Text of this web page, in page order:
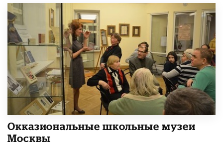
​Окказиональные школьные музеи
Москвы